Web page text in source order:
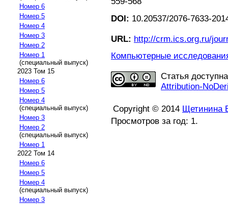
Номер 6
Номер 5
Номер 4
Номер 3
Номер 2
Номер 1
(специальный выпуск)
2023 Том 15
Номер 6
Номер 5
Номер 4
(специальный выпуск)
Номер 3
Номер 2
(специальный выпуск)
Номер 1
2022 Том 14
Номер 6
Номер 5
Номер 4
(специальный выпуск)
Номер 3
DOI: 10.20537/2076-7633-
URL: http://crm.ics.org.ru/
Компьютерные
Статья
Attribution-
Copyright © 2014 Щетинина
Просмотров за год: 1.